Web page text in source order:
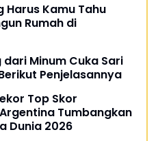
Harus Kamu Tahu
Rumah di
dari Minum Cuka Sari
Penjelasannya
Top Skor
Tumbangkan
Dunia 2026